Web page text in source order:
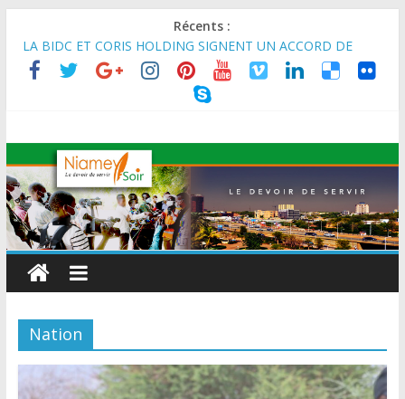
Récents :
MARADI : Le Président de la République, Chef de l’État, S.E le
Général d’Armée Abdourahamane Tiani, est arrivé à Maradi
pour la célébration de la 3ᵉ édition de la Journée Nationale de
FINANCEMENT DE 80 MILLIONS D’EUROS POUR
RENFORCER LES CHAÎNES DE VALEUR ALIMENTAIRES,
ÉNERGÉTIQUES ET AGRICOLES EN AFRIQUE DE L’OUEST
SEMAINE DU KAWAR 2026: Le Ministre de l’Intérieur, le
Général de Division Mohamed TOUMBA a reçu en audience
son homologue du Burkina Faso et délégation du Kawar.
BANQUE MONDIALE : L’IA offre un levier vital aux économies
en développement en panne de croissance (Communiqué)
ministres en charge de l’Environnement du Burkina Faso et du
Mali.
Nation